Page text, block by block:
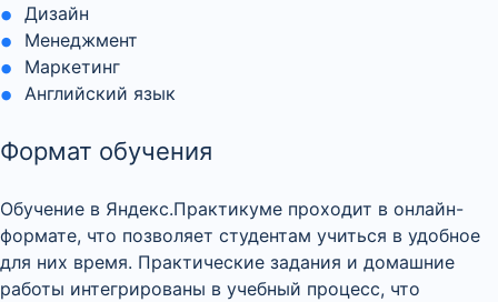
Дизайн
Менеджмент
Маркетинг
Английский язык
Формат обучения
Обучение в Яндекс.Практикуме проходит в онлайн-
формате, что позволяет студентам учиться в удобное
для них время. Практические задания и домашние
работы интегрированы в учебный процесс, что